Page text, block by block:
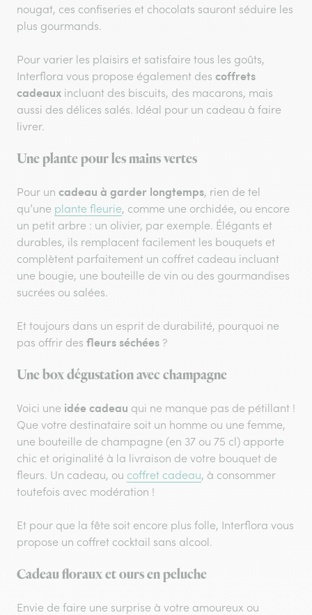
nougat, ces confiseries et chocolats sauront séduire les
plus gourmands.
Pour varier les plaisirs et satisfaire tous les goûts,
Interflora vous propose également des coffrets
cadeaux incluant des biscuits, des macarons, mais
aussi des délices salés. Idéal pour un cadeau à faire
livrer.
Une plante pour les mains vertes
Pour un cadeau à garder longtemps, rien de tel
qu’une plante fleurie, comme une orchidée, ou encore
un petit arbre : un olivier, par exemple. Élégants et
durables, ils remplacent facilement les bouquets et
complètent parfaitement un coffret cadeau incluant
une bougie, une bouteille de vin ou des gourmandises
sucrées ou salées.
Et toujours dans un esprit de durabilité, pourquoi ne
pas offrir des fleurs séchées ?
Une box dégustation avec champagne
Voici une idée cadeau qui ne manque pas de pétillant !
Que votre destinataire soit un homme ou une femme,
une bouteille de champagne (en 37 ou 75 cl) apporte
chic et originalité à la livraison de votre bouquet de
fleurs. Un cadeau, ou coffret cadeau, à consommer
toutefois avec modération !
Et pour que la fête soit encore plus folle, Interflora vous
propose un coffret cocktail sans alcool.
Cadeau floraux et ours en peluche
Envie de faire une surprise à votre amoureux ou